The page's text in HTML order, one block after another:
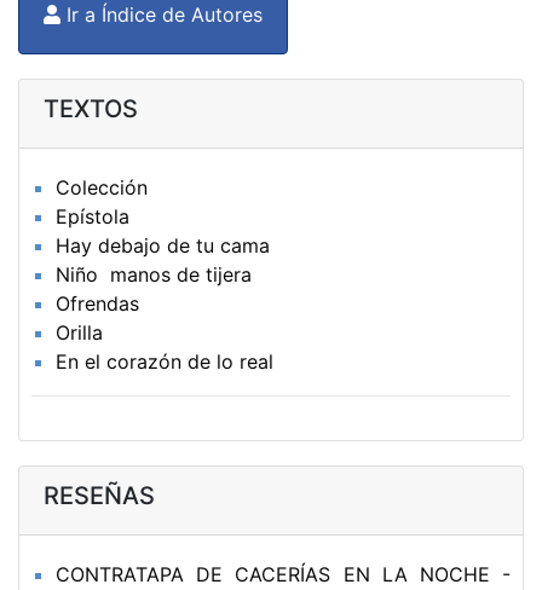
Ir a Índice de Autores
TEXTOS
Colección
Epístola
Hay debajo de tu cama
Niño manos de tijera
Ofrendas
Orilla
En el corazón de lo real
RESEÑAS
CONTRATAPA DE CACERÍAS EN LA NOCHE -